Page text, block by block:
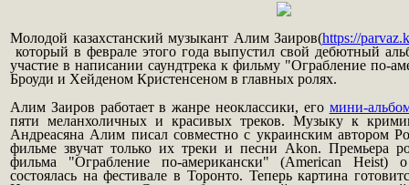
Молодой казахстанский музыкант Алим Заиров(https://
который в феврале этого года выпустил свой дебютный
участие в написании саундтрека к фильму "Ограбление по-
Броуди и Хейденом Кристенсеном в главных ролях.
Алим Заиров работает в жанре неоклассики, его мини-
пяти меланхоличных и красивых треков. Музыку к
Андреасяна Алим писал совместно с украинским автором
фильме звучат только их треки и песни Akon. Премьера
фильма "Ограбление по-американски" (American Heist)
состоялась на фестивале в Торонто. Теперь картина